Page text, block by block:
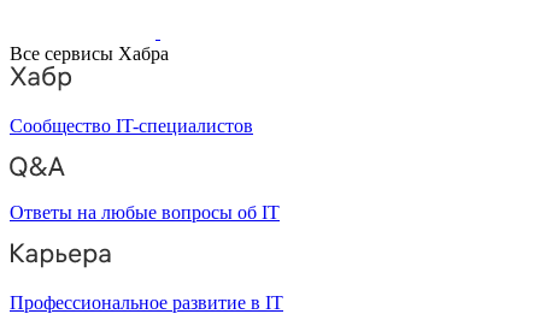
Все сервисы Хабра
Сообщество IT-специалистов
Ответы на любые вопросы об IT
Профессиональное развитие в IT